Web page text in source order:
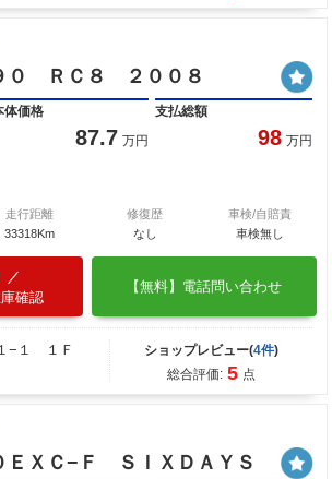
０ ＲＣ８ ２００８
体価格
87.7 万円
支払総額
98 万円
走行距離
33318Km
修復歴
なし
車検/自賠責
車検無し
庫確認
【無料】電話問い合わせ
−１ １Ｆ
ショップレビュー(4件)
総合評価: 5 点
ＥＸＣ−Ｆ ＳＩＸＤＡＹＳ